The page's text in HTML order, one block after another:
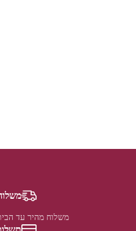
משלוח מהיר עד הבית תוך 3-5